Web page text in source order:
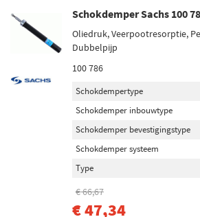
Maxgear (2)
Sachs (15)
Bilstein (19)
Categorieën
Schokdemper (100)
Schokdemper montageset (3)
Schokdemper Sachs 100
Oliedruk, Veerpootresorptie,
Dubbelpijp
100 786
Schokdempertype
Schokdemper inbouwtype
Schokdemper bevestigingstype
Schokdemper systeem
Type
€ 66,67
€ 47,34